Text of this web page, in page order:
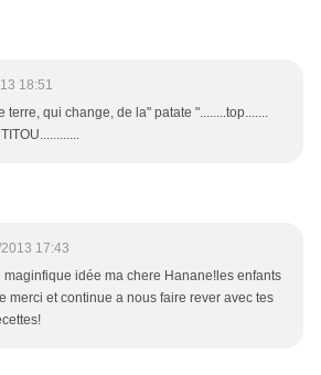
18:51
terre, qui change, de la" patate "........top.......
17:43
maginfique idée ma chere Hanane!les enfants
merci et continue a nous faire rever avec tes